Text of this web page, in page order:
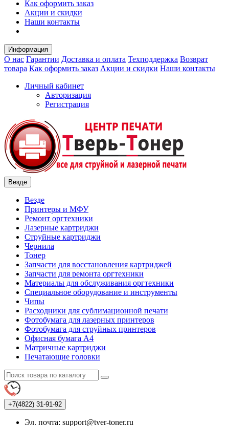
Как оформить заказ
Акции и скидки
Наши контакты
Информация
О нас Гарантии Доставка и оплата Техподдержка Возврат
товара Как оформить заказ Акции и скидки Наши контакты
Личный кабинет
Авторизация
Регистрация
Везде
Везде
Принтеры и МФУ
Ремонт оргтехники
Лазерные картриджи
Струйные картриджи
Чернила
Тонер
Запчасти для восстановления картриджей
Запчасти для ремонта оргтехники
Материалы для обслуживания оргтехники
Специальное оборудование и инструменты
Чипы
Расходники для сублимационной печати
Фотобумага для лазерных принтеров
Фотобумага для струйных принтеров
Офисная бумага А4
Матричные картриджи
Печатающие головки
+7(4822) 31-91-92
Эл. почта: support@tver-toner.ru